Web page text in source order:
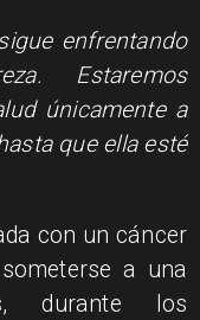
enfrentando
Estaremos
únicamente a
que ella esté
con un cáncer
a una
durante los